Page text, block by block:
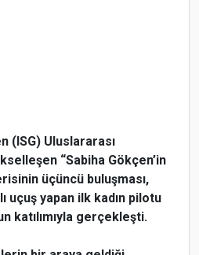
(ISG) Uluslararası
“Sabiha Gökçen’in
üçüncü buluşması,
uçuş yapan ilk kadın pilotu
katılımıyla gerçekleşti.